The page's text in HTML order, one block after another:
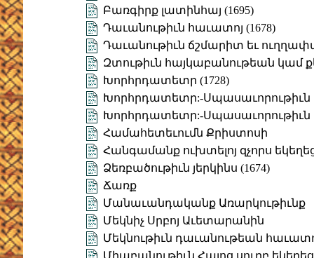
Բառգիրք լատինհայ (1695)
Դաւանութիւն հաւատոյ (1678)
Դաւանութիւն ճշմարիտ եւ
Զտութիւն հայկաբանութեան կամ
Խորհրդատետր (1728)
Խորհրդատետր:-Սպասաւորութիւն
Խորհրդատետր:-Սպասաւորութիւն
Համահետեւումն Քրիստոսի
Հանգամանք ուխտելոյ զչորս
Ձեռբածութիւն յերկինս (1674)
Ճառք
Մանաւանդականք Առարկութիւնք
Մեկնիչ Սրբոյ Աւետարանին
Մեկնութիւն դաւանութեան